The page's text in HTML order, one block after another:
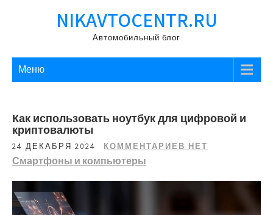
NIKAVTOCENTR.RU
Автомобильный блог
Меню
Как использовать ноутбук для цифровой и
криптовалюты
24 ДЕКАБРЯ 2024 КОММЕНТАРИЕВ НЕТ
Смартфоны и компьютеры